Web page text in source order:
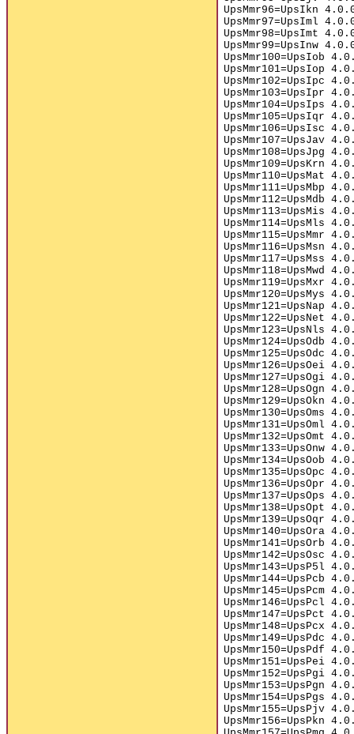
UpsMmr96=UpsIkn
UpsMmr97=UpsIml
UpsMmr98=UpsImt
UpsMmr99=UpsInw
UpsMmr100=UpsIob
UpsMmr101=UpsIop
UpsMmr102=UpsIpc
UpsMmr103=UpsIpr
UpsMmr104=UpsIps
UpsMmr105=UpsIqr
UpsMmr106=UpsIsc
UpsMmr107=UpsJav
UpsMmr108=UpsJpg
UpsMmr109=UpsKrn
UpsMmr110=UpsMat
UpsMmr111=UpsMbp
UpsMmr112=UpsMdb
UpsMmr113=UpsMis
UpsMmr114=UpsMls
UpsMmr115=UpsMmr
UpsMmr116=UpsMsn
UpsMmr117=UpsMss
UpsMmr118=UpsMwd
UpsMmr119=UpsMxr
UpsMmr120=UpsMys
UpsMmr121=UpsNap
UpsMmr122=UpsNet
UpsMmr123=UpsNls
UpsMmr124=UpsOdb
UpsMmr125=UpsOdc
UpsMmr126=UpsOei
UpsMmr127=UpsOgi
UpsMmr128=UpsOgn
UpsMmr129=UpsOkn
UpsMmr130=UpsOms
UpsMmr131=UpsOml
UpsMmr132=UpsOmt
UpsMmr133=UpsOnw
UpsMmr134=UpsOob
UpsMmr135=UpsOpc
UpsMmr136=UpsOpr
UpsMmr137=UpsOps
UpsMmr138=UpsOpt
UpsMmr139=UpsOqr
UpsMmr140=UpsOra
UpsMmr141=UpsOrb
UpsMmr142=UpsOsc
UpsMmr143=UpsP5l
UpsMmr144=UpsPcb
UpsMmr145=UpsPcm
UpsMmr146=UpsPcl
UpsMmr147=UpsPct
UpsMmr148=UpsPcx
UpsMmr149=UpsPdc
UpsMmr150=UpsPdf
UpsMmr151=UpsPei
UpsMmr152=UpsPgi
UpsMmr153=UpsPgn
UpsMmr154=UpsPgs
UpsMmr155=UpsPjv
UpsMmr156=UpsPkn